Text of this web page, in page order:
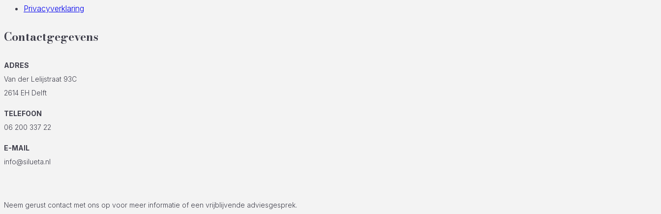
Privacyverklaring
Contactgegevens
ADRES
Van der Lelijstraat 93C
2614 EH Delft
TELEFOON
06 200 337 22
E-MAIL
info@silueta.nl
Neem gerust contact met ons op voor meer informatie of een vrijblijvende adviesgesprek.